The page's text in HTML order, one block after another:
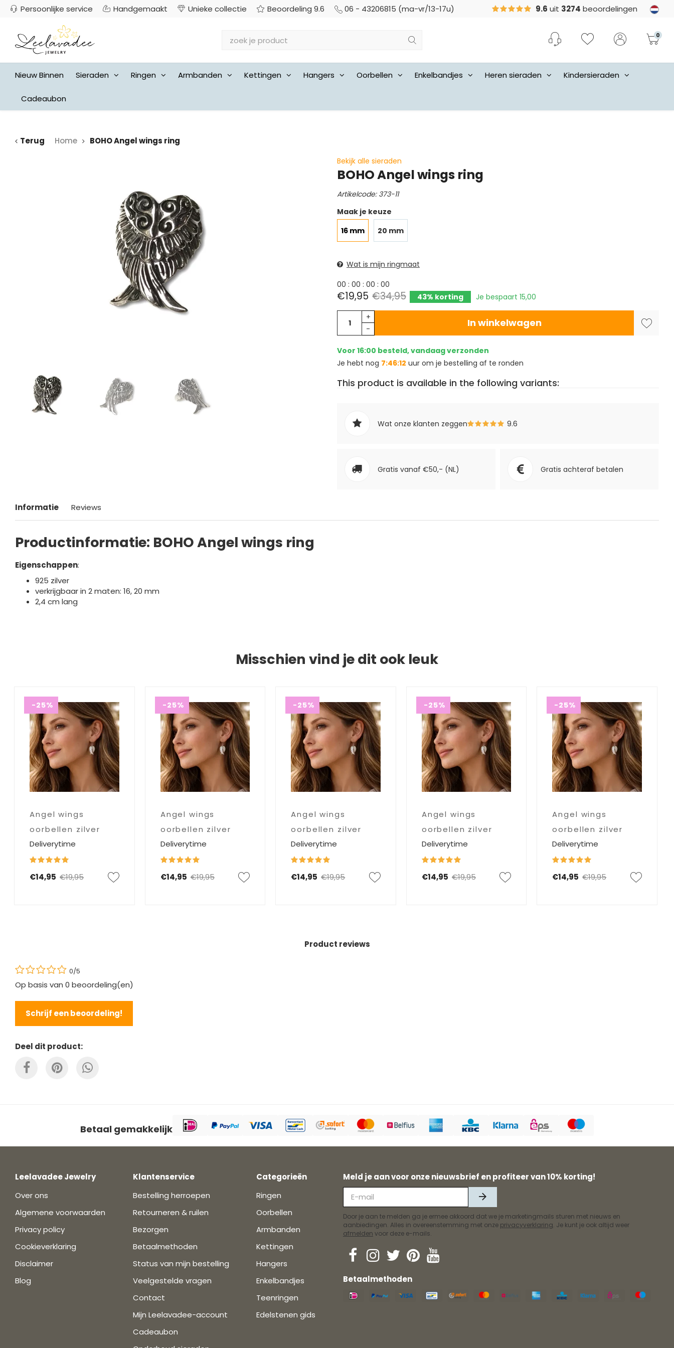
Persoonlijke service Handgemaakt Unieke collectie Beoordeling 9.6 06 - 43206815 (ma-vr/13-17u) 9.6 uit 3274 beoordelingen
0
Nieuw Binnen Sieraden Ringen Armbanden Kettingen Hangers Oorbellen Enkelbandjes Heren sieraden Kindersieraden
Cadeaubon
Terug Home BOHO Angel wings ring
Bekijk alle sieraden
BOHO Angel wings ring
Artikelcode: 373-11
Maak je keuze
16 mm
20 mm
Wat is mijn ringmaat
00 : 00 : 00 : 00
€19,95 €34,95 43% korting
Je bespaart 15,00
+
-
In winkelwagen
Voor 16:00 besteld, vandaag verzonden
Je hebt nog 7:46:11uur om je bestelling af te ronden
This product is available in the following variants:
Wat onze klanten zeggen 9.6
Gratis vanaf €50,- (NL) Gratis achteraf betalen
Informatie Reviews
Productinformatie: BOHO Angel wings ring
Eigenschappen:
925 zilver
verkrijgbaar in 2 maten: 16, 20 mm
2,4 cm lang
Misschien vind je dit ook leuk
-25%
Angel wings
oorbellen zilver
Deliverytime
€14,95 €19,95
-25%
Angel wings
oorbellen zilver
Deliverytime
€14,95 €19,95
-25%
Angel wings
oorbellen zilver
Deliverytime
€14,95 €19,95
-25%
Angel wings
oorbellen zilver
Deliverytime
€14,95 €19,95
-25%
Angel wings
oorbellen zilver
Deliverytime
€14,95 €19,95
Product reviews
0/5
Op basis van 0 beoordeling(en)
Schrijf een beoordeling!
Deel dit product:
Betaal gemakkelijk
Leelavadee Jewelry
Over ons
Algemene voorwaarden
Privacy policy
Cookieverklaring
Disclaimer
Blog
Klantenservice
Bestelling herroepen
Retourneren & ruilen
Bezorgen
Betaalmethoden
Status van mijn bestelling
Veelgestelde vragen
Contact
Mijn Leelavadee-account
Cadeaubon
Categorieën
Ringen
Oorbellen
Armbanden
Kettingen
Hangers
Enkelbandjes
Teenringen
Edelstenen gids
Meld je aan voor onze nieuwsbrief en profiteer van 10% korting!
Door je aan te melden ga je ermee akkoord dat we je marketingmails sturen met nieuws en
aanbiedingen. Alles in overeenstemming met onze privacyverklaring. Je kunt je ook altijd weer
afmelden voor deze e-mails.
Betaalmethoden